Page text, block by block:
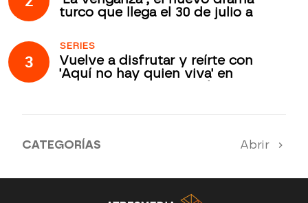
turco que llega el 30 de julio a
3
SERIES
Vuelve a disfrutar y reírte con
'Aquí no hay quien viva' en
CATEGORÍAS Abrir
SERIES 100% EN ESPAÑOL ESTRENOS